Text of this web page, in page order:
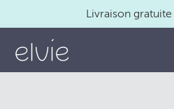
Livraison gratuite